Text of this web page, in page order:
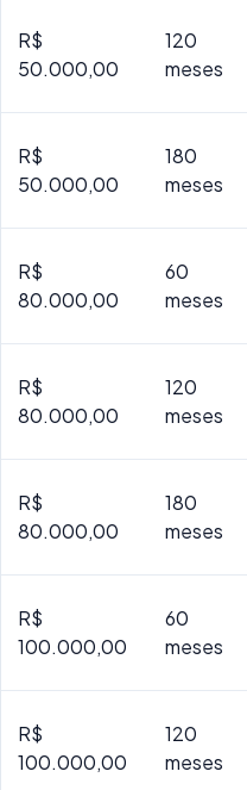
R$
50.000,00
120
meses
R$
50.000,00
180
meses
R$
80.000,00
60
meses
R$
80.000,00
120
meses
R$
80.000,00
180
meses
R$
100.000,00
60
meses
R$
100.000,00
120
meses